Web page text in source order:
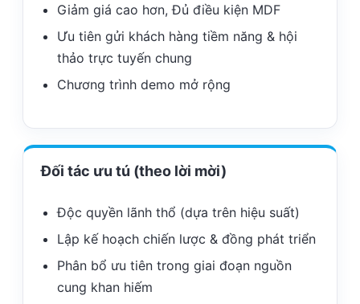
Giảm giá cao hơn, Đủ điều kiện MDF
Ưu tiên gửi khách hàng tiềm năng & hội
thảo trực tuyến chung
Chương trình demo mở rộng
Đối tác ưu tú (theo lời mời)
Độc quyền lãnh thổ (dựa trên hiệu suất)
Lập kế hoạch chiến lược & đồng phát triển
Phân bổ ưu tiên trong giai đoạn nguồn
cung khan hiếm